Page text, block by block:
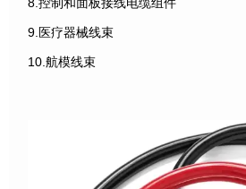
8.控制和面板接线电缆组件
9.医疗器械线束
10.航模线束